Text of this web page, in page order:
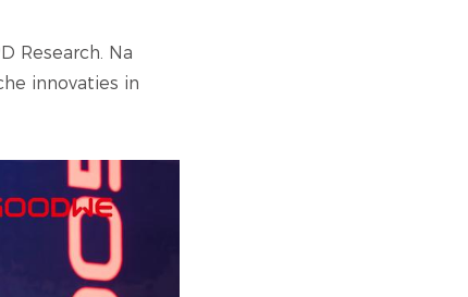
Research. Na
innovaties in